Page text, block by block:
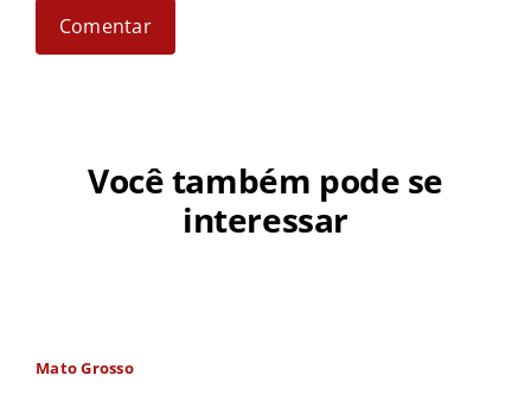
Você também pode se
interessar
Mato Grosso